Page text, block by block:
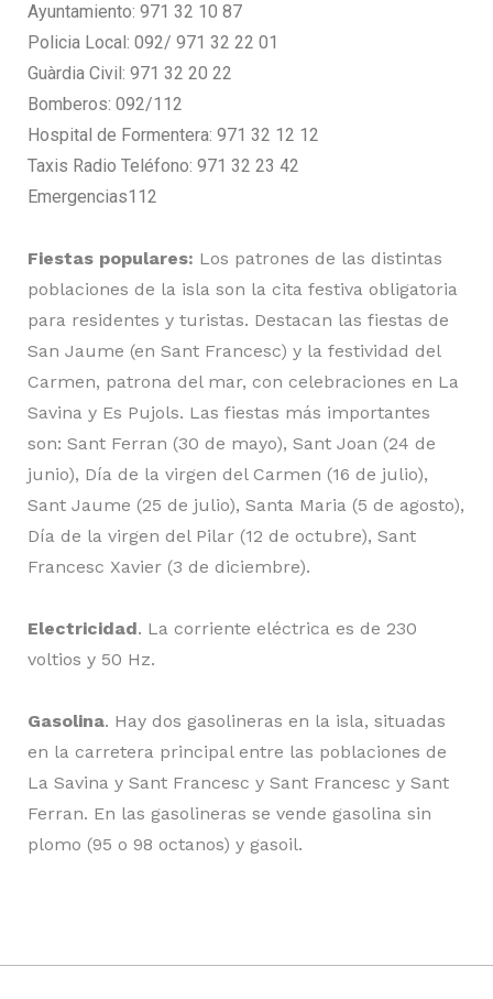
Ayuntamiento: 971 32 10 87
Policia Local: 092/ 971 32 22 01
Guàrdia Civil: 971 32 20 22
Bomberos: 092/112
Hospital de Formentera: 971 32 12 12
Taxis Radio Teléfono: 971 32 23 42
Emergencias112
Fiestas populares: Los patrones de las distintas
poblaciones de la isla son la cita festiva obligatoria
para residentes y turistas. Destacan las fiestas de
San Jaume (en Sant Francesc) y la festividad del
Carmen, patrona del mar, con celebraciones en La
Savina y Es Pujols. Las fiestas más importantes
son: Sant Ferran (30 de mayo), Sant Joan (24 de
junio), Día de la virgen del Carmen (16 de julio),
Sant Jaume (25 de julio), Santa Maria (5 de agosto),
Día de la virgen del Pilar (12 de octubre), Sant
Francesc Xavier (3 de diciembre).
Electricidad. La corriente eléctrica es de 230
voltios y 50 Hz.
Gasolina. Hay dos gasolineras en la isla, situadas
en la carretera principal entre las poblaciones de
La Savina y Sant Francesc y Sant Francesc y Sant
Ferran. En las gasolineras se vende gasolina sin
plomo (95 o 98 octanos) y gasoil.